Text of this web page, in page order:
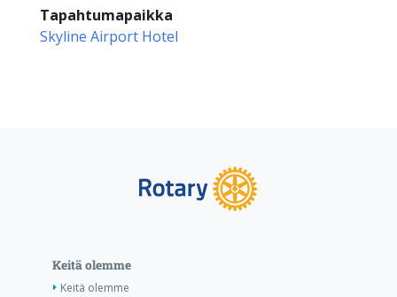
Tapahtumapaikka
Skyline Airport Hotel
Keitä olemme
Keitä olemme